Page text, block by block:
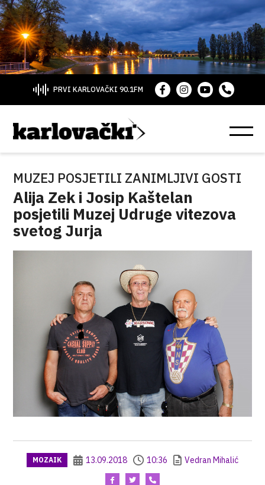
PRVI KARLOVAČKI 90.1FM
MUZEJ POSJETILI ZANIMLJIVI GOSTI
Alija Zek i Josip Kaštelan
posjetili Muzej Udruge vitezova
svetog Jurja
MOZAIK 13.09.2018 10:36 Vedran Mihalić